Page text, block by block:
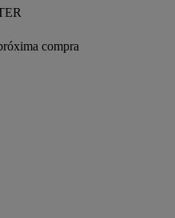
compra